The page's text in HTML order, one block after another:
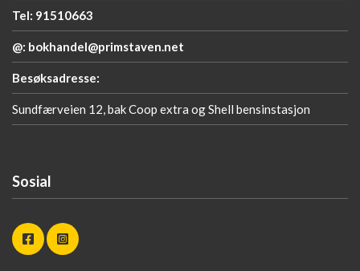
Tel: 91510663
@: bokhandel@primstaven.net
Besøksadresse:
Sundfærveien 12, bak Coop extra og Shell bensinstasjon
Sosial